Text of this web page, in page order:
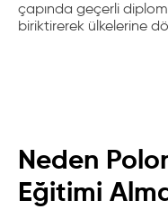
çapında geçerli
biriktirerek ülkelerine
Neden
Eğitimi